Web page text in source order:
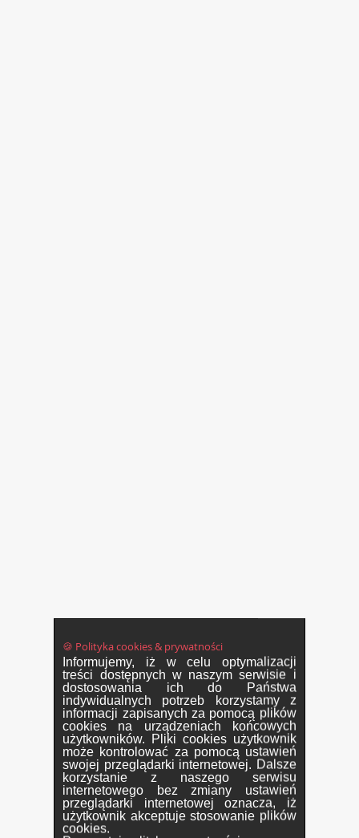
🍪 Polityka cookies & prywatności
Informujemy, iż w celu optymalizacji
treści dostępnych w naszym serwisie i
dostosowania ich do Państwa
indywidualnych potrzeb korzystamy z
informacji zapisanych za pomocą plików
cookies na urządzeniach końcowych
użytkowników. Pliki cookies użytkownik
może kontrolować za pomocą ustawień
swojej przeglądarki internetowej. Dalsze
korzystanie z naszego serwisu
internetowego bez zmiany ustawień
przeglądarki internetowej oznacza, iż
użytkownik akceptuje stosowanie plików
cookies.